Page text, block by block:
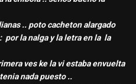
.. poto cacheton alargado
por la nalga y la letra en la la
ves ke la vi estaba envuelta
nada puesto ..